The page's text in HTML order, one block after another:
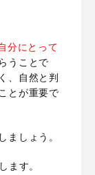
分にとって
うことで
、自然と判
とが重要で
ましょう。
ます。